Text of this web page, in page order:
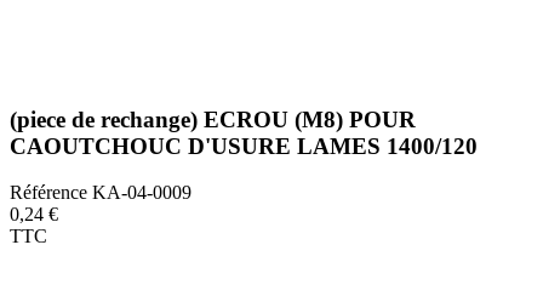
(piece de rechange) ECROU (M8) POUR
CAOUTCHOUC D'USURE LAMES 1400/120
Référence KA-04-0009
0,24 €
TTC